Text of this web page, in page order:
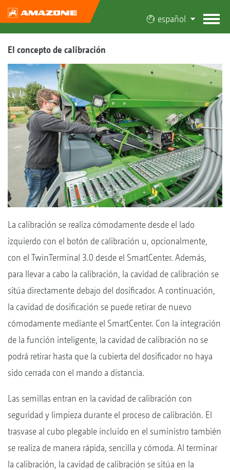
español
El concepto de calibración
La calibración se realiza cómodamente desde el lado
izquierdo con el botón de calibración u, opcionalmente,
con el TwinTerminal 3.0 desde el SmartCenter. Además,
para llevar a cabo la calibración, la cavidad de calibración se
sitúa directamente debajo del dosificador. A continuación,
la cavidad de dosificación se puede retirar de nuevo
cómodamente mediante el SmartCenter. Con la integración
de la función inteligente, la cavidad de calibración no se
podrá retirar hasta que la cubierta del dosificador no haya
sido cerrada con el mando a distancia.
Las semillas entran en la cavidad de calibración con
seguridad y limpieza durante el proceso de calibración. El
trasvase al cubo plegable incluido en el suministro también
se realiza de manera rápida, sencilla y cómoda. Al terminar
la calibración, la cavidad de calibración se sitúa en la